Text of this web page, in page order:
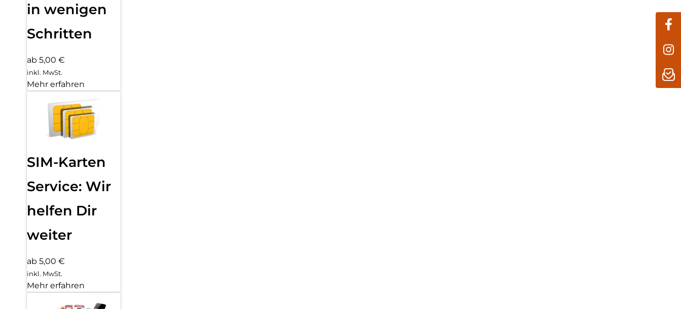
in wenigen
Schritten
ab 5,00 €
inkl. MwSt.
Mehr erfahren
SIM-Karten
Service: Wir
helfen Dir
weiter
ab 5,00 €
inkl. MwSt.
Mehr erfahren